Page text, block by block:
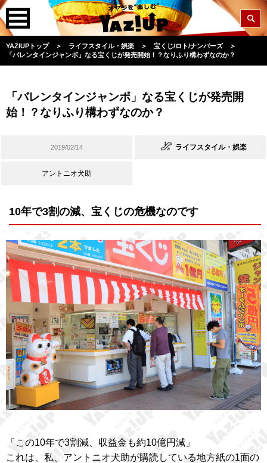
YAZIUPトップ ＞ ライフスタイル・娯楽 ＞ 宝くじ/ロト/ナンバーズ
＞
「バレンタインジャンボ」なる宝くじが発売開始！？なりふり構わずなのか？
「バレンタインジャンボ」なる宝くじが発売開
始！？なりふり構わずなのか？
2019/02/14 ライフスタイル・娯楽
アントニオ犬助
10年で3割の減、宝くじの危機なのです
「この10年で3割減、収益金も約10億円減」
これは、私、アントニオ犬助が購読している地方紙の1面の